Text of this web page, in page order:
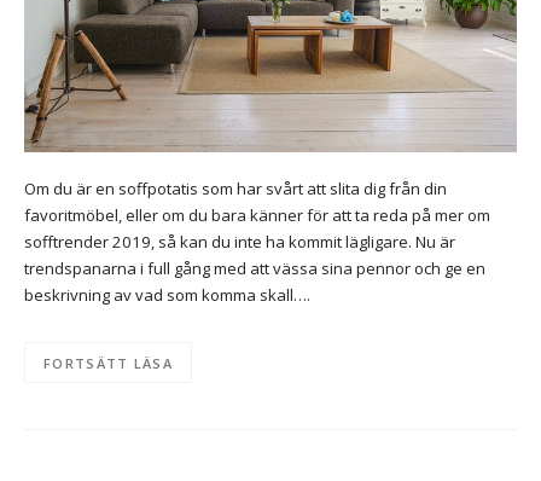
Om du är en soffpotatis som har svårt att slita dig från din
favoritmöbel, eller om du bara känner för att ta reda på mer om
sofftrender 2019, så kan du inte ha kommit lägligare. Nu är
trendspanarna i full gång med att vässa sina pennor och ge en
beskrivning av vad som komma skall….
FORTSÄTT LÄSA